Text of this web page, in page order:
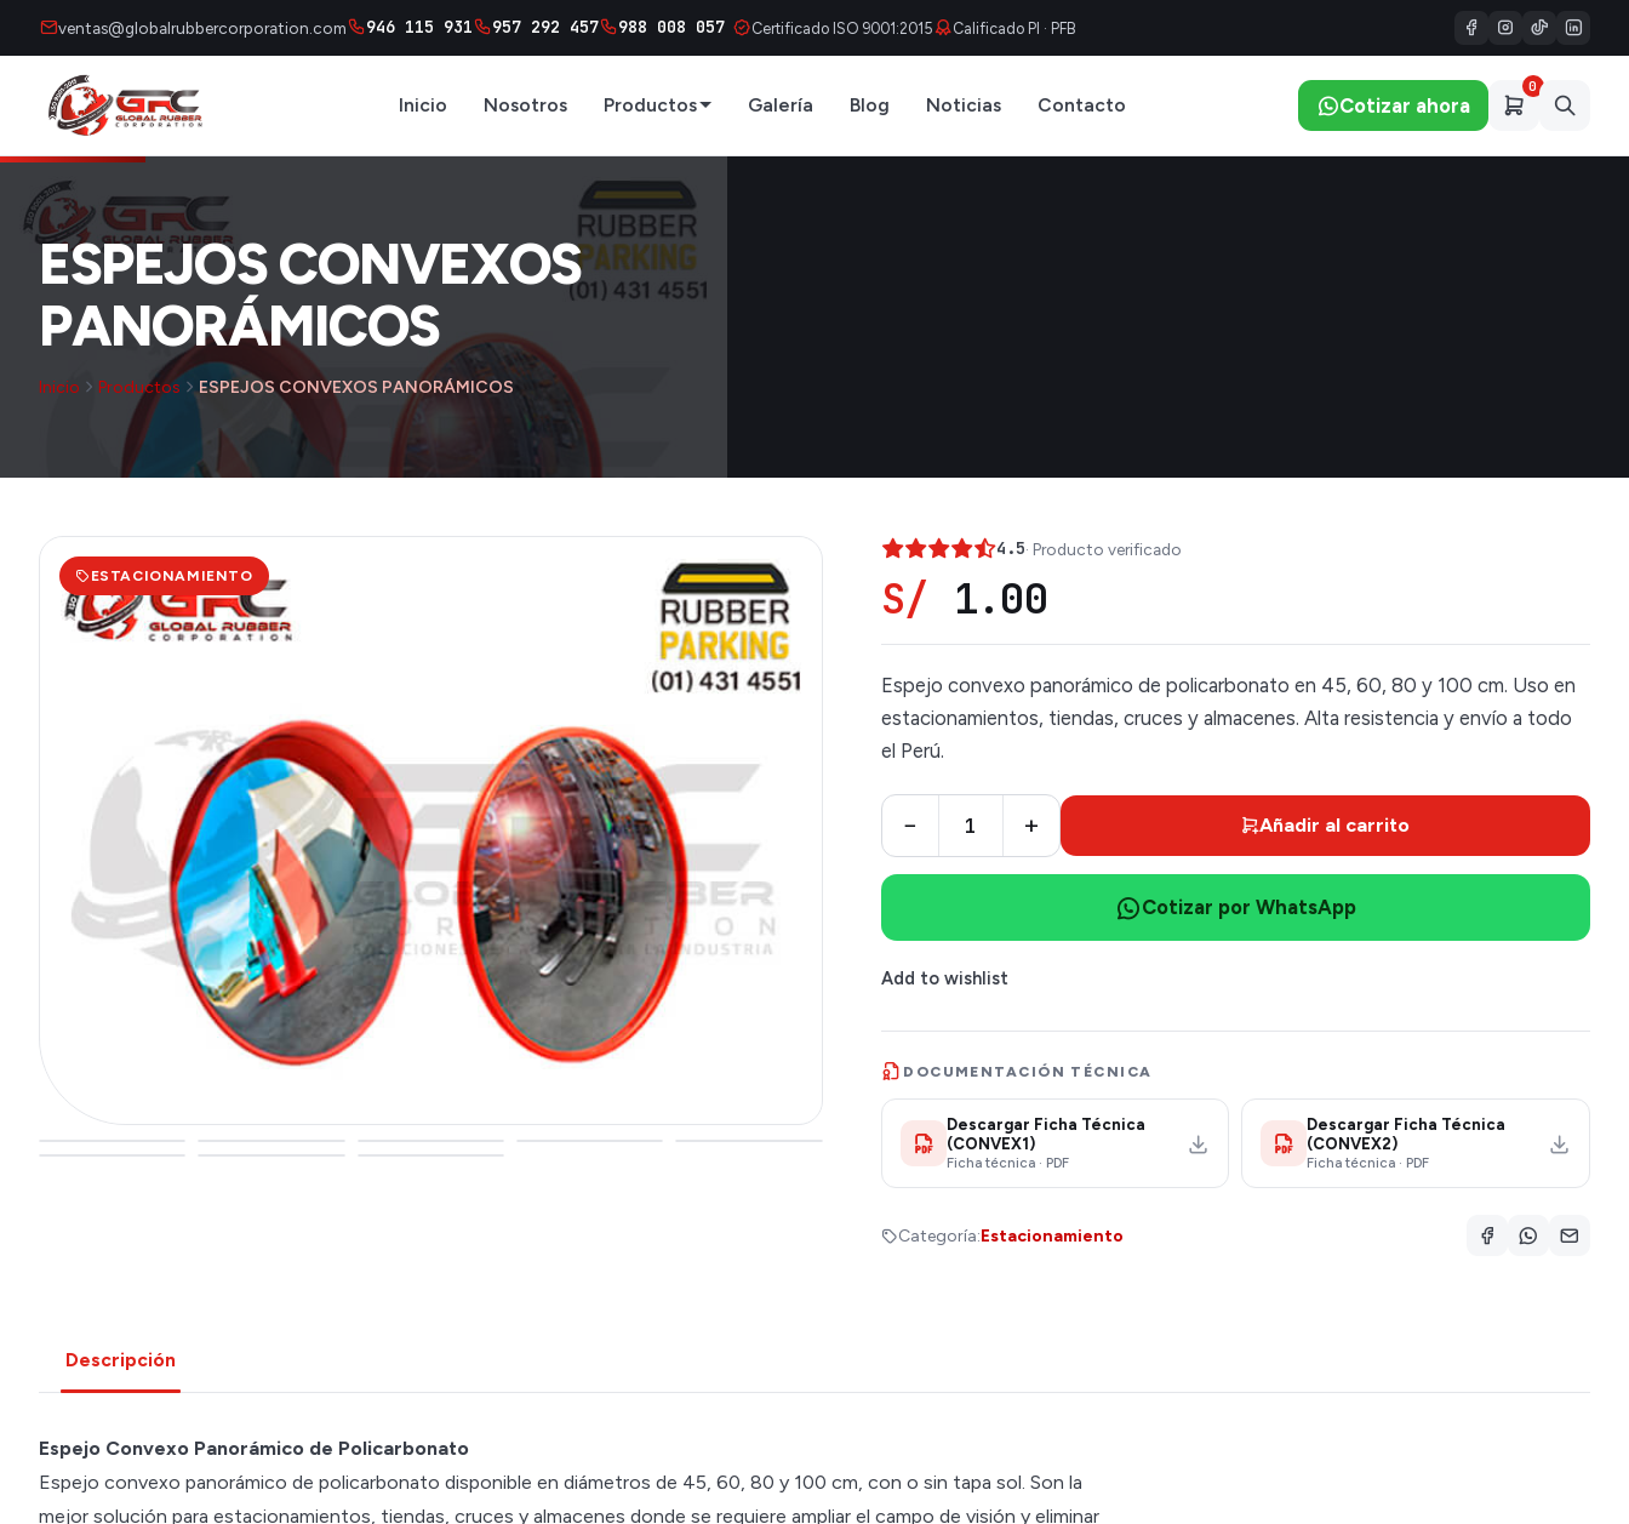
ventas@globalrubbercorporation.com 946 115 931 957 292 457 988 008 057 Certificado ISO 9001:2015 Calificado PI · PFB
Inicio Nosotros Productos Galería Blog Noticias Contacto Cotizar ahora
0
ESPEJOS CONVEXOS
PANORÁMICOS
Inicio Productos ESPEJOS CONVEXOS PANORÁMICOS
ESTACIONAMIENTO
4.5· Producto verificado
S/ 1.00
Espejo convexo panorámico de policarbonato en 45, 60, 80 y 100 cm. Uso en
estacionamientos, tiendas, cruces y almacenes. Alta resistencia y envío a todo
el Perú.
− + Añadir al carrito
Cotizar por WhatsApp
Add to wishlist
DOCUMENTACIÓN TÉCNICA
Descargar Ficha Técnica
(CONVEX1)
Ficha técnica · PDF
Descargar Ficha Técnica
(CONVEX2)
Ficha técnica · PDF
Categoría:Estacionamiento
Descripción
Espejo Convexo Panorámico de Policarbonato
Espejo convexo panorámico de policarbonato disponible en diámetros de 45, 60, 80 y 100 cm, con o sin tapa sol. Son la
mejor solución para estacionamientos, tiendas, cruces y almacenes donde se requiere ampliar el campo de visión y eliminar